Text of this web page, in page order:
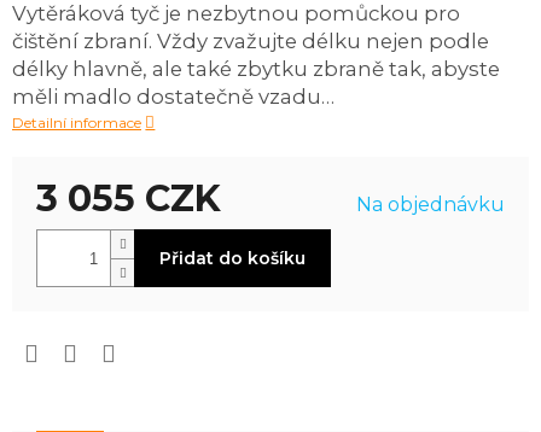
0,0
z
5
hvězdiček.
3 055 CZK Na objednávku
Přidat do košíku
Vytěráková tyč je nezbytnou pomůckou pro
čištění zbraní. Vždy zvažujte délku nejen podle
délky hlavně, ale také zbytku zbraně tak, abyste
měli madlo dostatečně vzadu…
Detailní informace